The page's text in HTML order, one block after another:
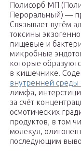
Полисорб МП
Пероральный) —
Связывает путём
токсины
пищевые и
микробные
которые
в кишечнике.
внутренней среды
лимфа,
за счёт
осмотических
продуктов, в том
молекул,
последующим